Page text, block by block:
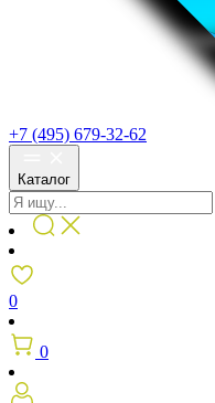
+7 (495) 679-32-62
Каталог
0
0